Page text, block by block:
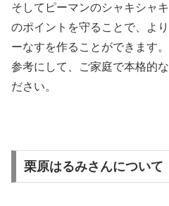
そしてピーマンのシャキシャ
のポイントを守ることで、よ
ーなすを作ることができます
参考にして、ご家庭で本格的
ださい。
栗原はるみさんについて